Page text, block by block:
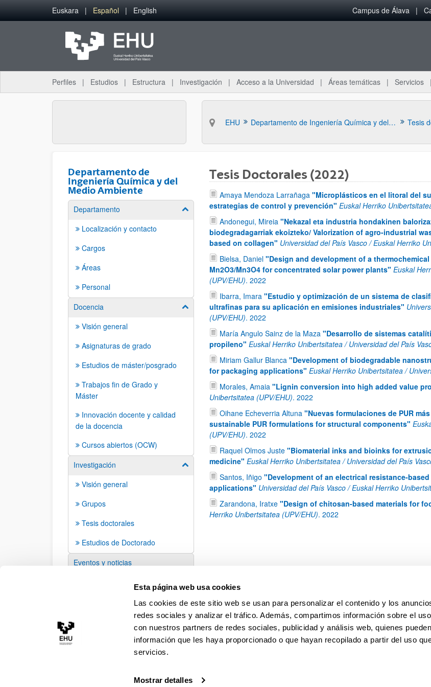
Esta página web usa cookies
Las cookies de este sitio web se usan para personalizar el contenido y los
redes sociales y analizar el tráfico. Además, compartimos información sobre el
con nuestros partners de redes sociales, publicidad y análisis web, quienes
información que les haya proporcionado o que hayan recopilado a partir del uso
servicios.
Mostrar detalles
Saltar al contenido principal
Euskara Español English Campus de Álava
Perfiles Estudios Estructura Investigación Acceso a la Universidad Áreas temáticas Servicios
EHU Departamento de Ingeniería Química y del Medio Ambiente Tesis
Departamento de
Ingeniería Química y del
Medio Ambiente
Departamento Mostrar/ocultar subpáginas
Localización y contacto
Cargos
Áreas
Personal
Docencia
Mostrar/ocultar subpáginas
Visión general
Asignaturas de grado
Estudios de máster/posgrado
Trabajos fin de Grado y
Máster
Innovación docente y calidad
de la docencia
Cursos abiertos (OCW)
Investigación
Mostrar/ocultar subpáginas
Visión general
Grupos
Tesis doctorales
Estudios de Doctorado
Eventos y noticias
Sugerencias y solicitudes
Tesis Doctorales (2022)
Amaya Mendoza Larrañaga "Microplásticos en el litoral del
estrategias de control y prevención" Euskal Herriko
Andonegui, Mireia "Nekazal eta industria hondakinen
biodegradagarriak ekoizteko/ Valorization of agro-industrial
based on collagen" Universidad del País Vasco / Euskal Herriko
Bielsa, Daniel "Design and development of a
Mn2O3/Mn3O4 for concentrated solar power plants" Euskal
(UPV/EHU). 2022
Ibarra, Imara "Estudio y optimización de un sistema de
ultrafinas para su aplicación en emisiones industriales"
(UPV/EHU). 2022
María Angulo Sainz de la Maza "Desarrollo de sistemas
propileno" Euskal Herriko Unibertsitatea / Universidad del País
Miriam Gallur Blanca "Development of biodegradable
for packaging applications" Euskal Herriko Unibertsitatea /
Morales, Amaia "Lignin conversion into high added value
Unibertsitatea (UPV/EHU). 2022
Oihane Echeverria Altuna "Nuevas formulaciones de PUR
sustainable PUR formulations for structural components"
(UPV/EHU). 2022
Raquel Olmos Juste "Biomaterial inks and bioinks for
medicine" Euskal Herriko Unibertsitatea / Universidad del País
Santos, Iñigo "Development of an electrical resistance-
applications" Universidad del País Vasco / Euskal Herriko
Zarandona, Iratxe "Design of chitosan-based materials for
Herriko Unibertsitatea (UPV/EHU). 2022